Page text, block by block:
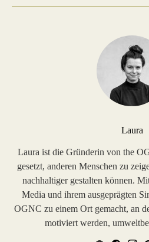
Laura
Laura ist die Gründerin von the
gesetzt, anderen Menschen zu
nachhaltiger gestalten können.
Media und ihrem ausgeprägten
OGNC zu einem Ort gemacht, an
motiviert werden,